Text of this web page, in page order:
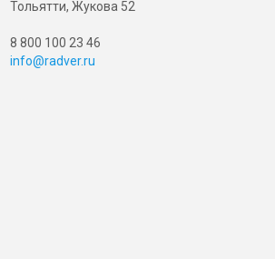
Тольятти, Жукова 52
8 800 100 23 46
info@radver.ru